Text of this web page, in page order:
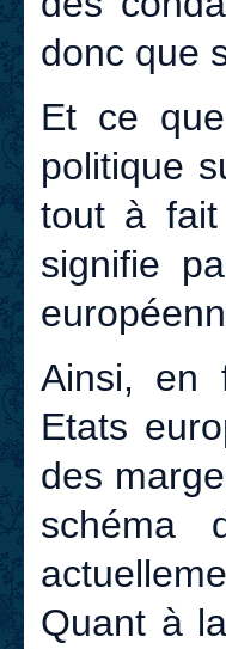
donc que
Et ce
politique
tout à
signifie
Ainsi, en
Etats
des
schéma
Quant à